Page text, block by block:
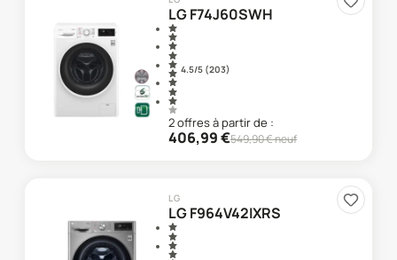
LG F74J60SWH
4.5/5 (203)
2offresà partir de :
406,99€549,90€ neuf
LG
LG F964V42IXRS